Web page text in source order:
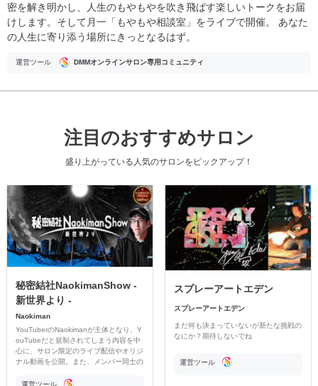
密を解き明かし、人生のもやもやを吹き飛ばす楽しいトークをお届
けします。そして月一「もやもや相談室」をライブで開催。 あなた
の人生に寄り添う場所にきっとなるはず。
運営ツール DMMオンラインサロン専用コミュニティ
注目のおすすめサロン
盛り上がっている人気のサロンをピックアップ！
秘密結社NaokimanShow -
新世界より -
Naokiman
YouTuberのNaokimanが主体となり、Y
ouTubeだと規制されてしまう内容を中
心に、サロン限定のライブ配信やオリジ
ナル動画を公開。また、メンバー同士の
ただいています。
運営ツール
スプレーアートエデン
スプレーアートエデン
まだ何も決まっていないが新たな挑戦の
なにか？期待しないでね
運営ツール